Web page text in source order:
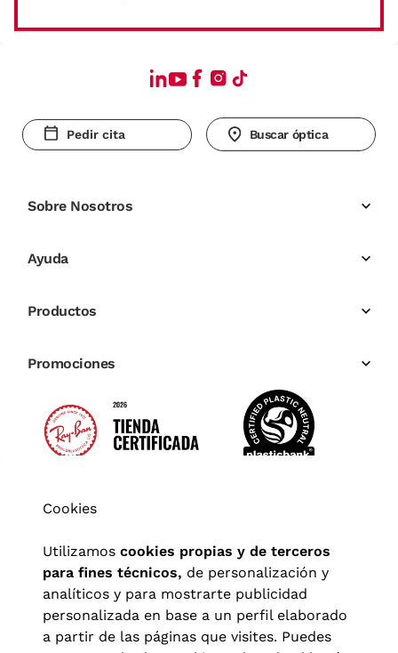
Pedir cita Buscar óptica
Sobre Nosotros
Ayuda
Productos
Promociones
Cookies
Utilizamos cookies propias y de terceros
para fines técnicos, de personalización y
analíticos y para mostrarte publicidad
personalizada en base a un perfil elaborado
a partir de las páginas que visites. Puedes